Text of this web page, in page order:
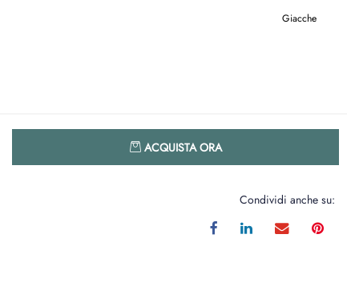
Giacche
ACQUISTA ORA
Condividi anche su: